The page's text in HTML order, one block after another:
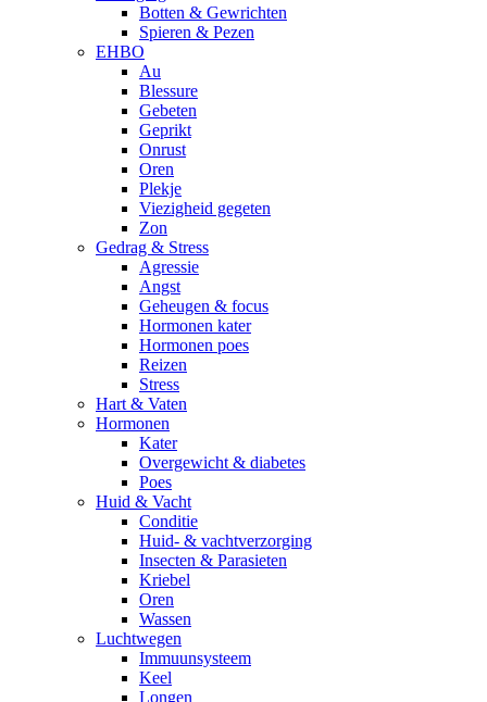
Botten & Gewrichten
Spieren & Pezen
EHBO
Au
Blessure
Gebeten
Geprikt
Onrust
Oren
Plekje
Viezigheid gegeten
Zon
Gedrag & Stress
Agressie
Angst
Geheugen & focus
Hormonen kater
Hormonen poes
Reizen
Stress
Hart & Vaten
Hormonen
Kater
Overgewicht & diabetes
Poes
Huid & Vacht
Conditie
Huid- & vachtverzorging
Insecten & Parasieten
Kriebel
Oren
Wassen
Luchtwegen
Immuunsysteem
Keel
Longen